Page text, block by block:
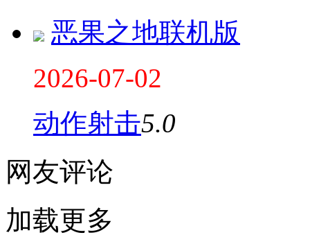
恶果之地联机版
2026-07-02
动作射击5.0
网友评论
加载更多